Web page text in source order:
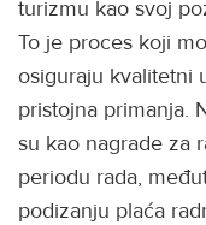
turizmu kao svoj
To je proces koji
osiguraju kvalitetni
pristojna primanja.
su kao nagrade za
periodu rada,
podizanju plaća